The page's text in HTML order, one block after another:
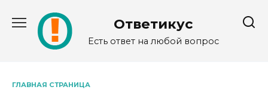
содержанию
Ответикус
Есть ответ на любой вопрос
ГЛАВНАЯ СТРАНИЦА